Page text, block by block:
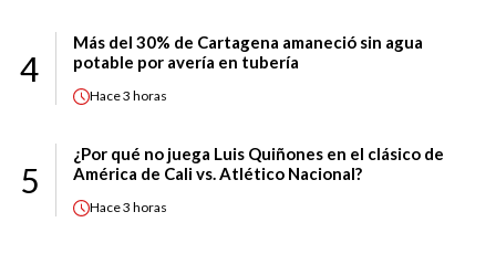
4
Más del 30% de Cartagena amaneció sin agua
potable por avería en tubería
Hace3 horas
5
¿Por qué no juega Luis Quiñones en el clásico de
América de Cali vs. Atlético Nacional?
Hace3 horas